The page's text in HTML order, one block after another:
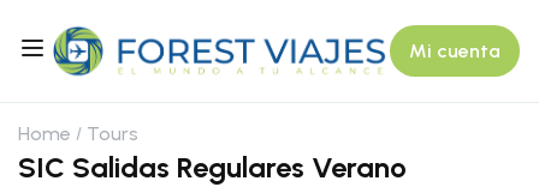
Mi cuenta
Home Tours
SIC Salidas Regulares Verano